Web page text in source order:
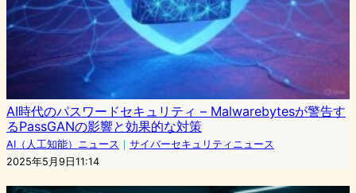
AI時代のパスワードセキュリティ – Malwarebytesが警告す
るPassGANの影響と効果的な対策
AI（人工知能）ニュース ｜ サイバーセキュリティニュース
2025年5月9日11:14